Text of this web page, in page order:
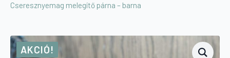
Cseresznyemag melegítő párna – barna
AKCIÓ!